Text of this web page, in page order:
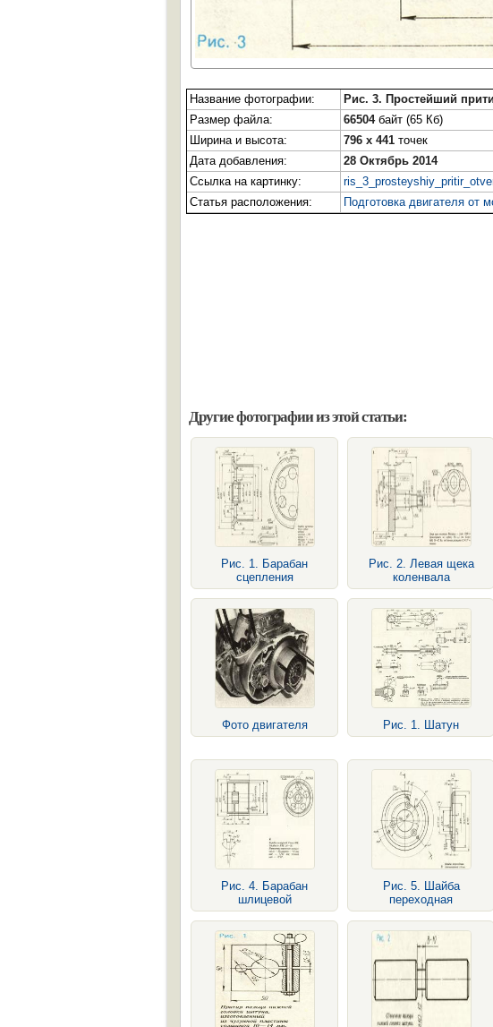
Название фотографии:
Рис. 3. Простейший
Размер файла:
66504байт (65 Кб)
Ширина и высота:
796 x 441 точек
Дата добавления:
28 Октябрь 2014
Ссылка на картинку:
Статья расположения:
Подготовка двигателя от
Другие фотографии из этой статьи:
Рис. 1. Барабан
сцепления
Рис. 2. Левая щека
коленвала
Фото двигателя Рис. 1. Шатун
Рис. 4. Барабан
шлицевой
Рис. 5. Шайба
переходная